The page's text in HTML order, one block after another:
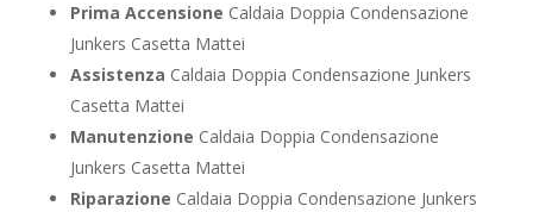
Prima Accensione Caldaia Doppia Condensazione
Junkers Casetta Mattei
Assistenza Caldaia Doppia Condensazione Junkers
Casetta Mattei
Manutenzione Caldaia Doppia Condensazione
Junkers Casetta Mattei
Riparazione Caldaia Doppia Condensazione Junkers